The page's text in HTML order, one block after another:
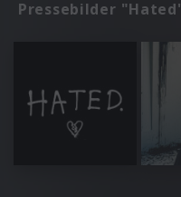
Pressebilder